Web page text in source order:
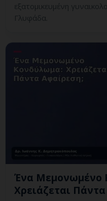
εξατομικευμένη
Γλυφάδα.
Ένα Μεμονωμένο
Χρειάζεται